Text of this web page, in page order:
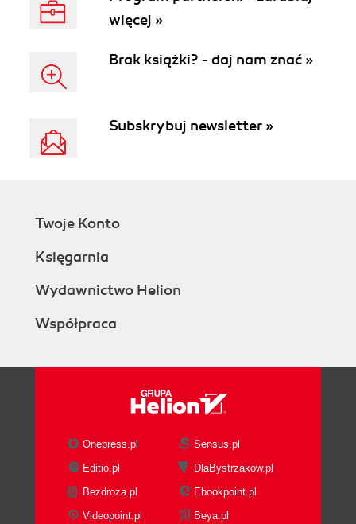
więcej »
Brak książki? - daj nam znać »
Subskrybuj newsletter »
Twoje Konto
Księgarnia
Wydawnictwo Helion
Współpraca
Onepress.pl
Sensus.pl
Editio.pl
DlaBystrzakow.pl
Bezdroza.pl
Ebookpoint.pl
Videopoint.pl
Beya.pl